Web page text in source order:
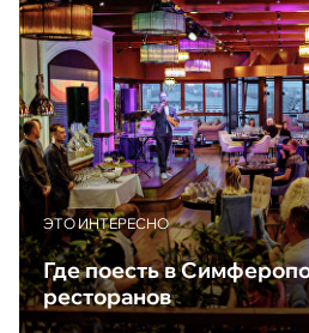
ЭТО ИНТЕРЕСНО
Где поесть в
ресторанов